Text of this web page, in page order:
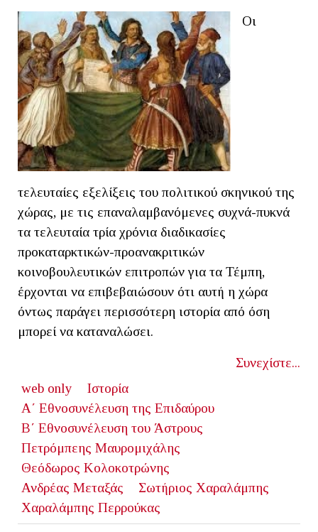
Οι
τελευταίες εξελίξεις του πολιτικού σκηνικού της
χώρας, με τις επαναλαμβανόμενες συχνά-πυκνά
τα τελευταία τρία χρόνια διαδικασίες
προκαταρκτικών-προανακριτικών
κοινοβουλευτικών επιτροπών για τα Τέμπη,
έρχονται να επιβεβαιώσουν ότι αυτή η χώρα
όντως παράγει περισσότερη ιστορία από όση
μπορεί να καταναλώσει.
Συνεχίστε...
web only
Ιστορία
Α΄ Εθνοσυνέλευση της Επιδαύρου
Β΄ Εθνοσυνέλευση του Άστρους
Πετρόμπεης Μαυρομιχάλης
Θεόδωρος Κολοκοτρώνης
Ανδρέας Μεταξάς
Σωτήριος Χαραλάμπης
Χαραλάμπης Περρούκας